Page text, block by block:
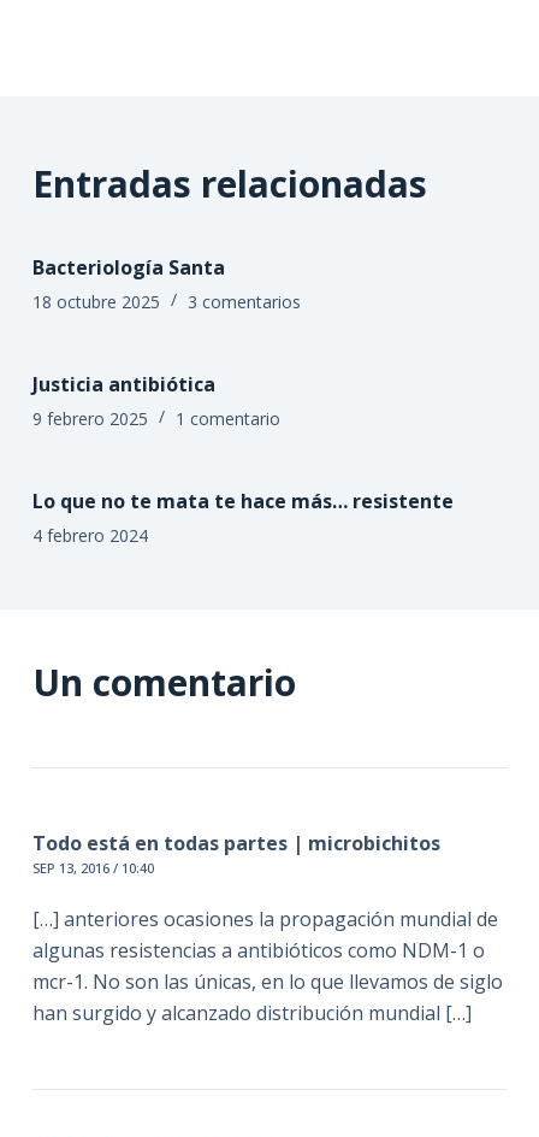
Entradas relacionadas
Bacteriología Santa
18 octubre 2025 3 comentarios
Justicia antibiótica
9 febrero 2025 1 comentario
Lo que no te mata te hace más… resistente
4 febrero 2024
Un comentario
Todo está en todas partes | microbichitos
SEP 13, 2016 / 10:40
[…] anteriores ocasiones la propagación mundial de
algunas resistencias a antibióticos como NDM-1 o
mcr-1. No son las únicas, en lo que llevamos de siglo
han surgido y alcanzado distribución mundial […]